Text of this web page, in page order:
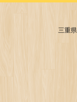
三重